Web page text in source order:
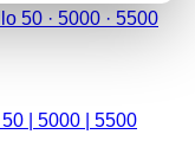
| 5000 | 5500